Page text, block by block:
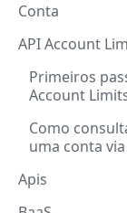
Conta
API Account
Primeiros
Account
Como
uma conta via
Apis